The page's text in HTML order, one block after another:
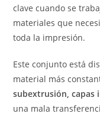
clave cuando se
materiales que
toda la impresión.
Este conjunto está
material más
subextrusión, capas
una mala